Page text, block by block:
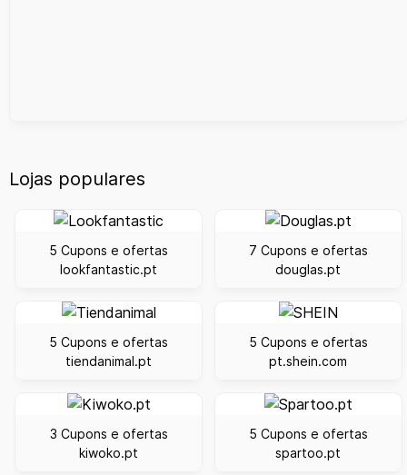
Lojas populares
5 Cupons e ofertas
lookfantastic.pt
7 Cupons e ofertas
douglas.pt
5 Cupons e ofertas
tiendanimal.pt
5 Cupons e ofertas
pt.shein.com
3 Cupons e ofertas
kiwoko.pt
5 Cupons e ofertas
spartoo.pt